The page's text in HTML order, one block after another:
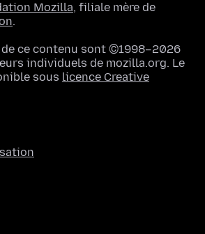
Mozilla, filiale mère de
.
ce contenu sont ©1998–2026
individuels de mozilla.org. Le
sous licence Creative